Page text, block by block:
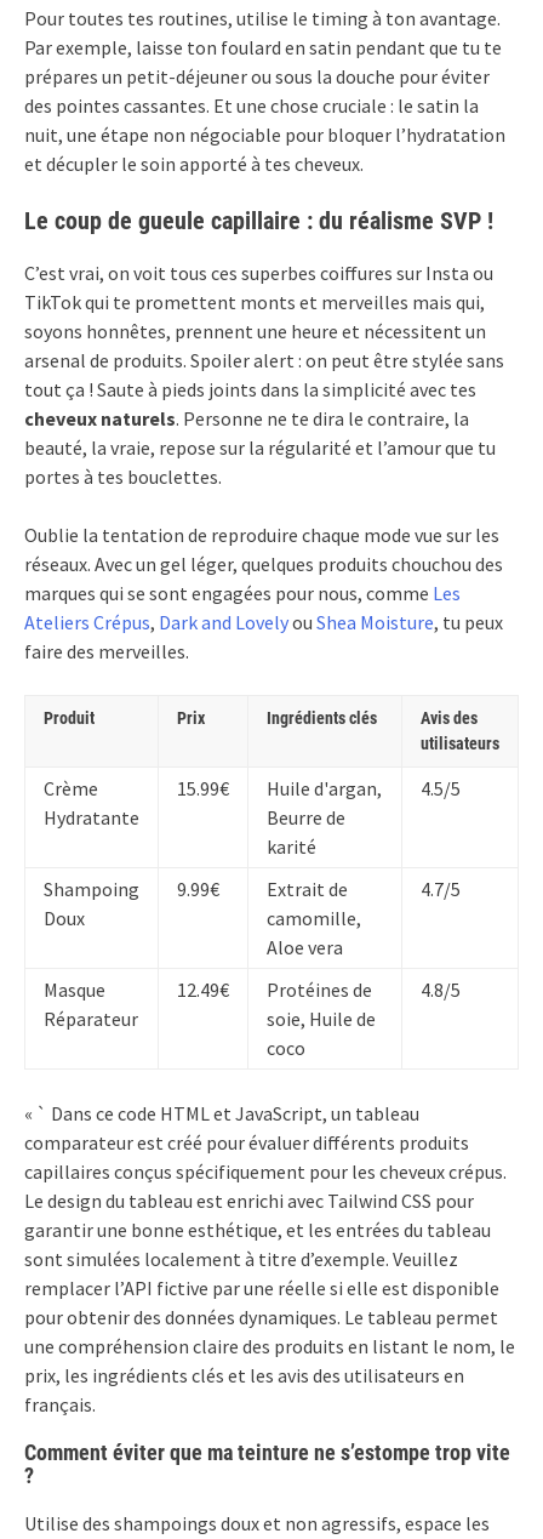
Pour toutes tes routines, utilise le timing à ton avantage.
Par exemple, laisse ton foulard en satin pendant que tu te
prépares un petit-déjeuner ou sous la douche pour éviter
des pointes cassantes. Et une chose cruciale : le satin la
nuit, une étape non négociable pour bloquer l’hydratation
et décupler le soin apporté à tes cheveux.
Le coup de gueule capillaire : du réalisme SVP !
C’est vrai, on voit tous ces superbes coiffures sur Insta ou
TikTok qui te promettent monts et merveilles mais qui,
soyons honnêtes, prennent une heure et nécessitent un
arsenal de produits. Spoiler alert : on peut être stylée sans
tout ça ! Saute à pieds joints dans la simplicité avec tes
cheveux naturels. Personne ne te dira le contraire, la
beauté, la vraie, repose sur la régularité et l’amour que tu
portes à tes bouclettes.
Oublie la tentation de reproduire chaque mode vue sur les
réseaux. Avec un gel léger, quelques produits chouchou des
marques qui se sont engagées pour nous, comme Les
Ateliers Crépus, Dark and Lovelyou Shea Moisture, tu peux
faire des merveilles.
Produit Prix Ingrédients clés
Avis des
utilisateurs
Crème
Hydratante
15.99€
Huile d'argan,
Beurre de
karité
4.5/5
Shampoing
Doux
9.99€
Extrait de
camomille,
Aloe vera
4.7/5
Masque
Réparateur
12.49€
Protéines de
soie, Huile de
coco
4.8/5
« ` Dans ce code HTML et JavaScript, un tableau
comparateur est créé pour évaluer différents produits
capillaires conçus spécifiquement pour les cheveux crépus.
Le design du tableau est enrichi avec Tailwind CSS pour
garantir une bonne esthétique, et les entrées du tableau
sont simulées localement à titre d’exemple. Veuillez
remplacer l’API fictive par une réelle si elle est disponible
pour obtenir des données dynamiques. Le tableau permet
une compréhension claire des produits en listant le nom, le
prix, les ingrédients clés et les avis des utilisateurs en
français.
Comment éviter que ma teinture ne s’estompe trop vite
?
Utilise des shampoings doux et non agressifs, espace les